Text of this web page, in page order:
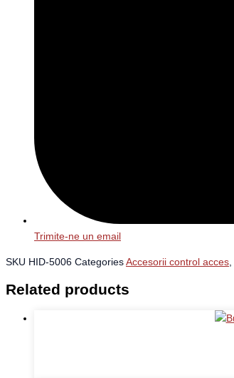
Trimite-ne un email
SKU HID-5006 CategoriesAccesorii control acces
Related products